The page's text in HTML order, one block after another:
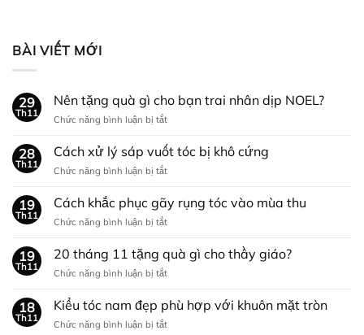
BÀI VIẾT MỚI
29
Th11
Nên tặng quà gì cho bạn trai nhân dịp NOEL?
Chức năng bình luận bị tắtở
tặng
quà
gì
bạn
NOEL?
28
Th11
Cách xử lý sáp vuốt tóc bị khô cứng
Chức năng bình luận bị tắtở
lý
sáp
tóc
19
Th11
Cách khắc phục gãy rụng tóc vào mùa thu
Chức năng bình luận bị tắtở
khắc
phục
gãy
tóc
19
Th11
20 tháng 11 tặng quà gì cho thầy giáo?
Chức năng bình luận bị tắtở
tháng
tặng
18
Th11
Kiểu tóc nam đẹp phù hợp với khuôn mặt tròn
Chức năng bình luận bị tắtở